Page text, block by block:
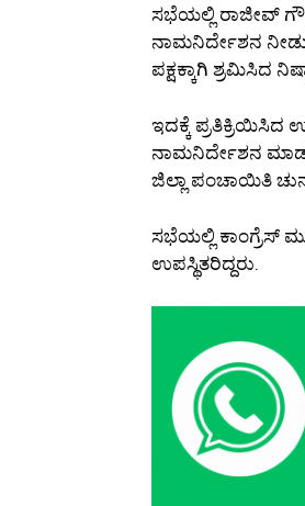
ಸಭೆಯಲ್ಲಿ ರಾಜೀವ್
ನಾಮನಿರ್ದೇಶನ
ಪಕ್ಷಕ್ಕಾಗಿ ಶ್ರಮಿಸಿದ
ಇದಕ್ಕೆ ಪ್ರತಿಕ್ರಿಯಿಸಿದ
ನಾಮನಿರ್ದೇಶನ
ಜಿಲ್ಲಾ ಪಂಚಾಯಿತಿ
ಸಭೆಯಲ್ಲಿ ಕಾಂಗ್ರೆಸ್
ಉಪಸ್ಥಿತರಿದ್ದರು.